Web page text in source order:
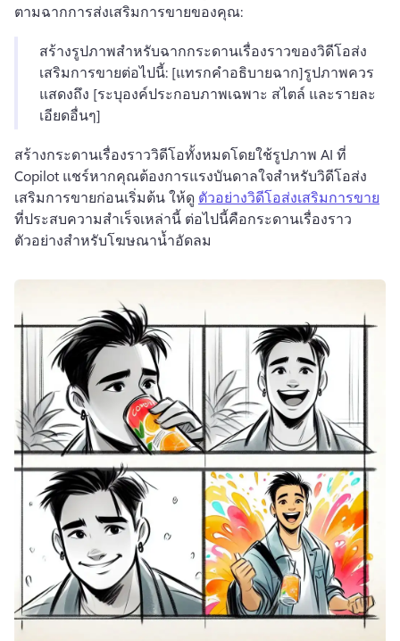
ตามฉากการส่งเสริมการขายของคุณ:
สร้างรูปภาพสำหรับฉากกระดานเรื่องราวของวิดีโอส่ง
เสริมการขายต่อไปนี้: [แทรกคำอธิบายฉาก]รูปภาพควร
แสดงถึง [ระบุองค์ประกอบภาพเฉพาะ สไตล์ และรายละ
เอียดอื่นๆ]
สร้างกระดานเรื่องราววิดีโอทั้งหมดโดยใช้รูปภาพ AI ที่
Copilot แชร์หากคุณต้องการแรงบันดาลใจสำหรับวิดีโอส่ง
เสริมการขายก่อนเริ่มต้น ให้ดู ตัวอย่างวิดีโอส่งเสริมการขาย
ที่ประสบความสำเร็จเหล่านี้ ต่อไปนี้คือกระดานเรื่องราว
ตัวอย่างสำหรับโฆษณาน้ำอัดลม